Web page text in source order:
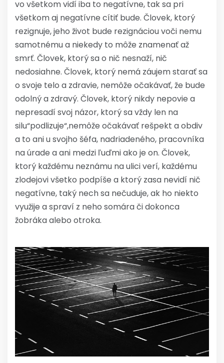
vo všetkom vidí iba to negatívne, tak sa pri
všetkom aj negatívne cítiť bude. Človek, ktorý
rezignuje, jeho život bude rezignáciou voči nemu
samotnému a niekedy to môže znamenať až
smrť. Človek, ktorý sa o nič nesnaží, nič
nedosiahne. Človek, ktorý nemá záujem starať sa
o svoje telo a zdravie, nemôže očakávať, že bude
odolný a zdravý. Človek, ktorý nikdy nepovie a
nepresadí svoj názor, ktorý sa vždy len na
silu“podlizuje“,nemôže očakávať rešpekt a obdiv
a to ani u svojho šéfa, nadriadeného, pracovníka
na úrade a ani medzi ľuďmi ako je on. Človek,
ktorý každému neznámu na ulici verí, každému
zlodejovi všetko podpíše a ktorý zasa nevidí nič
negatívne, taký nech sa nečuduje, ak ho niekto
využije a spraví z neho somára či dokonca
žobráka alebo otroka.